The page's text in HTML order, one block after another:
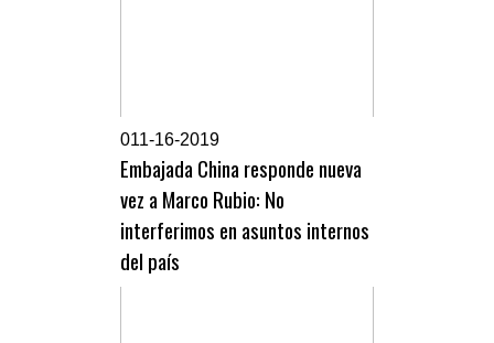
011-16-2019
Embajada China responde nueva
vez a Marco Rubio: No
interferimos en asuntos internos
del país